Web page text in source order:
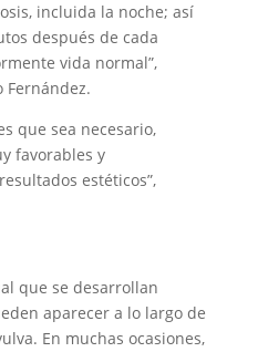
incluida la noche; así
después de cada
vida normal”,
Fernández.
que sea necesario,
favorables y
estéticos”,
que se desarrollan
aparecer a lo largo de
En muchas ocasiones,